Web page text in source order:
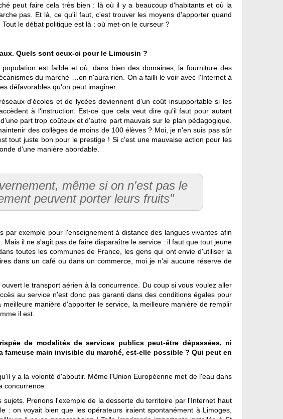
peut faire cela très bien : là où il y a beaucoup d'habitants et où la
pas. Et là, ce qu'il faut, c'est trouver les moyens d'apporter quand
le débat politique est là : où met-on le curseur ?
Quels sont ceux-ci pour le Limousin ?
est faible et où, dans bien des domaines, la fourniture des
du marché …on n'aura rien. On a failli le voir avec l'Internet à
défavorables qu'on peut imaginer.
d'écoles et de lycées deviennent d'un coût insupportable si les
à l'instruction. Est-ce que cela veut dire qu'il faut pour autant
part trop coûteux et d'autre part mauvais sur le plan pédagogique.
des collèges de moins de 100 élèves ? Moi, je n'en suis pas sûr
tout juste bon pour le prestige ! Si c'est une mauvaise action pour les
d'une manière abordable.
même si on n'est pas le
peuvent porter leurs fruits"
exemple pour l'enseignement à distance des langues vivantes afin
il ne s'agit pas de faire disparaître le service : il faut que tout jeune
toutes les communes de France, les gens qui ont envie d'utiliser la
dans un café ou dans un commerce, moi je n'ai aucune réserve de
le transport aérien à la concurrence. Du coup si vous voulez aller
au service n'est donc pas garanti dans des conditions égales pour
manière d'apporter le service, la meilleure manière de remplir
il est.
de modalités de services publics peut-être dépassées, ni
main invisible du marché, est-elle possible ? Qui peut en
y a la volonté d'aboutir. Même l'Union Européenne met de l'eau dans
concurrence.
Prenons l'exemple de la desserte du territoire par l'Internet haut
: on voyait bien que les opérateurs iraient spontanément à Limoges,